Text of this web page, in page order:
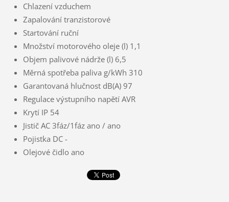
Chlazení vzduchem
Zapalování tranzistorové
Startování ruční
Množství motorového oleje (l) 1,1
Objem palivové nádrže (l) 6,5
Měrná spotřeba paliva g/kWh 310
Garantovaná hlučnost dB(A) 97
Regulace výstupního napětí AVR
Krytí IP 54
Jistič AC 3fáz/1fáz ano / ano
Pojistka DC -
Olejové čidlo ano